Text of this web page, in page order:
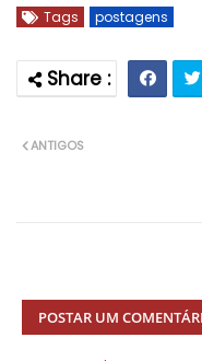
Tags postagens
ANTIGOS
POSTAR UM